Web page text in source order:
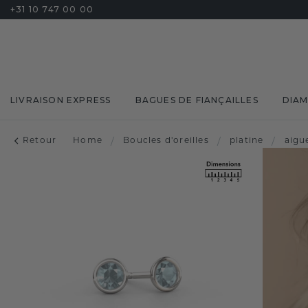
+31 10 747 00 00
LIVRAISON EXPRESS BAGUES DE FIANÇAILLES
Retour Home / Boucles d'oreilles / platine /